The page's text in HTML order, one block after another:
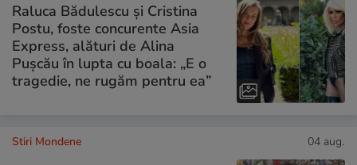
Raluca Bădulescu și Cristina
Postu, foste concurente Asia
Express, alături de Alina
Pușcău în lupta cu boala: „E o
tragedie, ne rugăm pentru ea”
Stiri Mondene 04 aug.